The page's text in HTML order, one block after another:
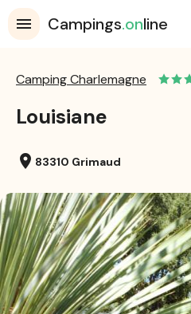
Campings.online
Camping Charlemagne
Louisiane
location_on 83310 Grimaud